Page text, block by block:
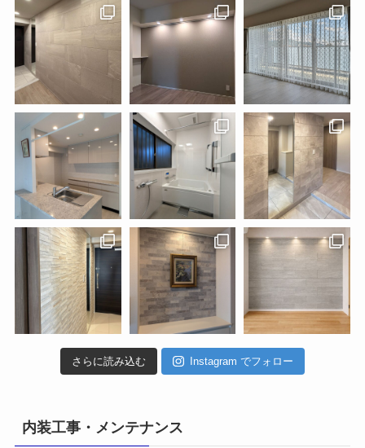
さらに読み込む Instagram でフォロー
内装工事・メンテナンス